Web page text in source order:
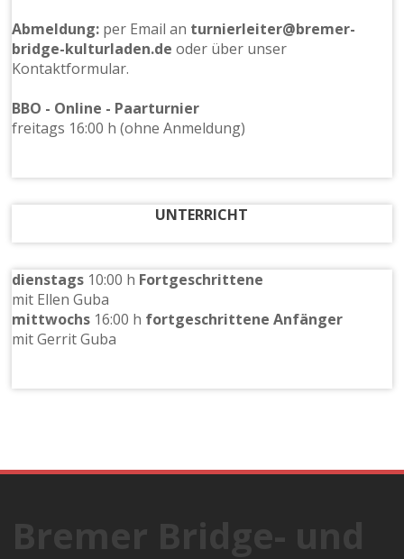
Abmeldung: per Email an turnierleiter@bremer-
bridge-kulturladen.de oder über unser
Kontaktformular.
BBO - Online - Paarturnier
freitags 16:00 h (ohne Anmeldung)
UNTERRICHT
dienstags 10:00 h Fortgeschrittene
mit Ellen Guba
mittwochs 16:00 h fortgeschrittene Anfänger
mit Gerrit Guba
Bremer Bridge- und